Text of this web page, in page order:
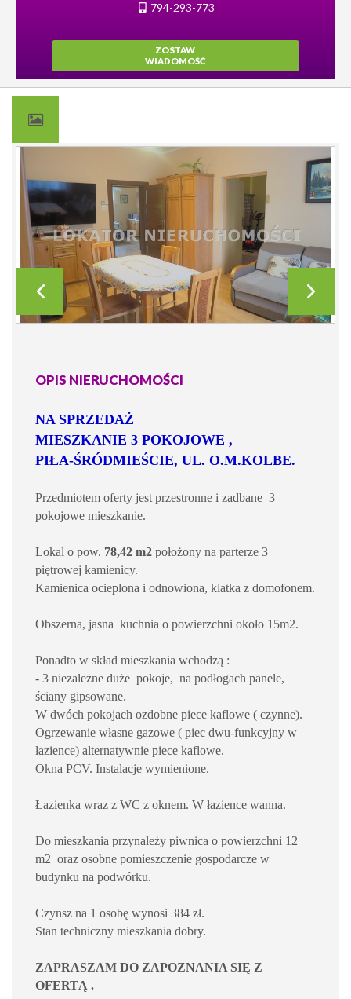
794-293-773
ZOSTAW
WIADOMOŚĆ
OPIS NIERUCHOMOŚCI
NA SPRZEDAŻ
MIESZKANIE 3 POKOJOWE ,
PIŁA-ŚRÓDMIEŚCIE, UL. O.M.KOLBE.
Przedmiotem oferty jest przestronne i zadbane 3
pokojowe mieszkanie.
Lokal o pow. 78,42 m2 położony na parterze 3
piętrowej kamienicy.
Kamienica ocieplona i odnowiona, klatka z domofonem.
Obszerna, jasna kuchnia o powierzchni około 15m2.
Ponadto w skład mieszkania wchodzą :
- 3 niezależne duże pokoje, na podłogach panele,
ściany gipsowane.
W dwóch pokojach ozdobne piece kaflowe ( czynne).
Ogrzewanie własne gazowe ( piec dwu-funkcyjny w
łazience) alternatywnie piece kaflowe.
Okna PCV. Instalacje wymienione.
Łazienka wraz z WC z oknem. W łazience wanna.
Do mieszkania przynależy piwnica o powierzchni 12
m2 oraz osobne pomieszczenie gospodarcze w
budynku na podwórku.
Czynsz na 1 osobę wynosi 384 zł.
Stan techniczny mieszkania dobry.
ZAPRASZAM DO ZAPOZNANIA SIĘ Z
OFERTĄ .